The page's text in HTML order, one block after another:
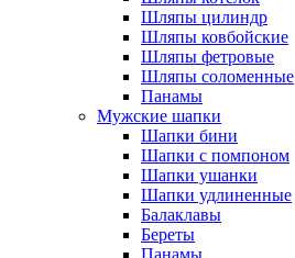
Шляпы цилиндр
Шляпы ковбойские
Шляпы фетровые
Шляпы соломенные
Панамы
Мужские шапки
Шапки бини
Шапки с помпоном
Шапки ушанки
Шапки удлиненные
Балаклавы
Береты
Панамы